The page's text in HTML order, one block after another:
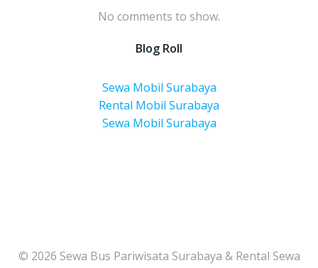
No comments to show.
Blog Roll
Sewa Mobil Surabaya
Rental Mobil Surabaya
Sewa Mobil Surabaya
© 2026 Sewa Bus Pariwisata Surabaya & Rental Sewa